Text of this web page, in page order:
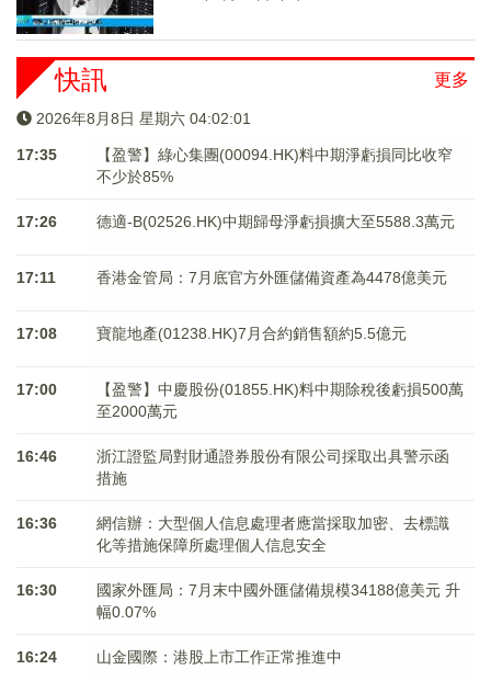
更多
快訊
2026年8月8日 星期六 04:02:01
17:35
【盈警】綠心集團(00094.HK)料中期淨虧損同比收窄
不少於85%
17:26 德適-B(02526.HK)中期歸母淨虧損擴大至5588.3萬元
17:11 香港金管局：7月底官方外匯儲備資產為4478億美元
17:08 寶龍地產(01238.HK)7月合約銷售額約5.5億元
17:00
【盈警】中慶股份(01855.HK)料中期除稅後虧損500萬
至2000萬元
16:46
浙江證監局對財通證券股份有限公司採取出具警示函
措施
16:36
網信辦：大型個人信息處理者應當採取加密、去標識
化等措施保障所處理個人信息安全
16:30
國家外匯局：7月末中國外匯儲備規模34188億美元 升
幅0.07%
16:24 山金國際：港股上市工作正常推進中